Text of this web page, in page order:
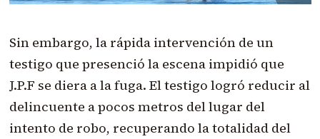
Sin embargo, la rápida intervención de un
testigo que presenció la escena impidió que
J.P.F se diera a la fuga. El testigo logró reducir al
delincuente a pocos metros del lugar del
intento de robo, recuperando la totalidad del